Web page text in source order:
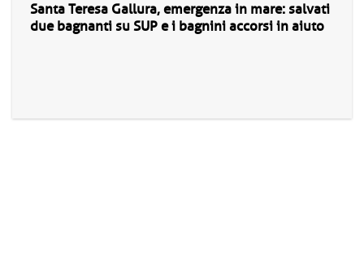
Santa Teresa Gallura, emergenza in mare: salvati
due bagnanti su SUP e i bagnini accorsi in aiuto